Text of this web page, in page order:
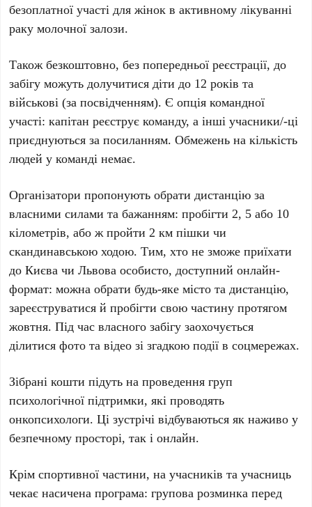
безоплатної участі для жінок в активному лікуванні
раку молочної залози.
Також безкоштовно, без попередньої реєстрації, до
забігу можуть долучитися діти до 12 років та
військові (за посвідченням). Є опція командної
участі: капітан реєструє команду, а інші учасники/-ці
приєднуються за посиланням. Обмежень на кількість
людей у команді немає.
Організатори пропонують обрати дистанцію за
власними силами та бажанням: пробігти2, 5 або 10
кілометрів, або ж пройти2 км пішки чи
скандинавською ходою. Тим, хто не зможе приїхати
до Києва чи Львова особисто, доступний онлайн-
формат: можна обрати будь-яке місто та дистанцію,
зареєструватися й пробігти свою частину протягом
жовтня. Під час власного забігу заохочується
ділитися фото та відео зі згадкою події в соцмережах.
Зібрані кошти підуть на проведення груп
психологічної підтримки, які проводять
онкопсихологи. Ці зустрічі відбуваються як наживо у
безпечному просторі, так і онлайн.
Крім спортивної частини, на учасників та учасниць
чекає насичена програма: групова розминка перед